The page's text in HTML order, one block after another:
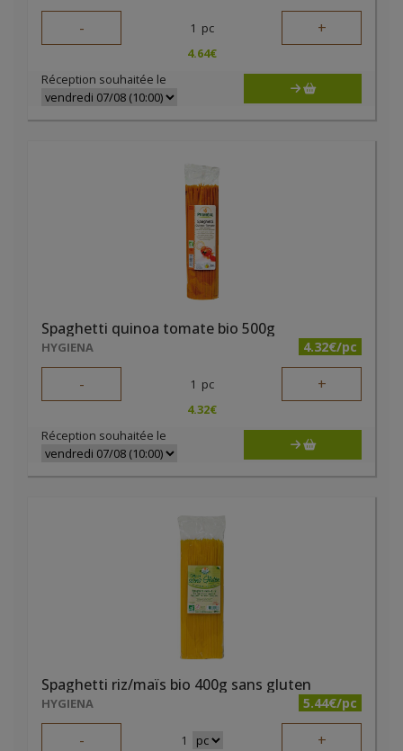
- 1 pc +
4.64€
Réception souhaitée le
Spaghetti quinoa tomate bio 500g
HYGIENA 4.32€/pc
- 1 pc +
4.32€
Réception souhaitée le
Spaghetti riz/maïs bio 400g sans gluten
HYGIENA 5.44€/pc
- 1 +